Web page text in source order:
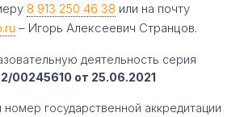
8 913 250 46 38 или на почту
– Игорь Алексеевич Странцов.
деятельность серия
00245610 от 25.06.2021
номер государственной аккредитации